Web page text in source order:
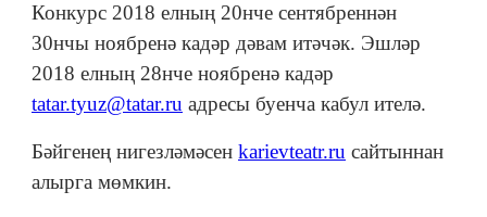
Конкурс 2018 елның 20нче сентябреннән
30нчы ноябренә кадәр дәвам итәчәк. Эшләр
2018 елның 28нче ноябренә кадәр
tatar.tyuz@tatar.ru адресы буенча кабул ителә.
Бәйгенең нигезләмәсен karievteatr.ru сайтыннан
алырга мөмкин.